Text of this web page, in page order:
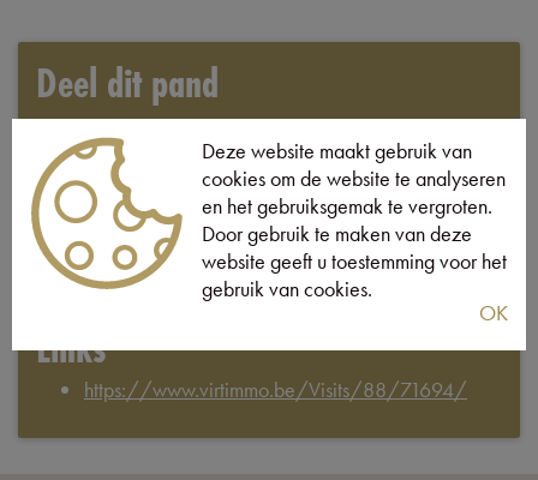
Deel dit pand
Downloads
DOCUMENTEN
Links
https://www.virtimmo.be/Visits/88/71694/
Deze website maakt gebruik van
cookies om de website te analyseren
en het gebruiksgemak te vergroten.
Door gebruik te maken van deze
website geeft u toestemming voor het
gebruik van cookies.
OK